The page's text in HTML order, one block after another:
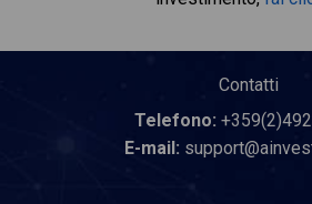
Contatti
Telefono:
E-mail: